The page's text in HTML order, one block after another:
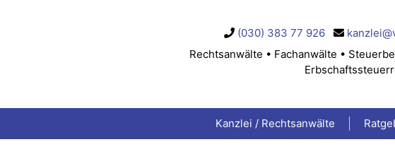
(030) 383 77 926
Rechtsanwälte • Fachanwälte •
Kanzlei / Rechtsanwälte